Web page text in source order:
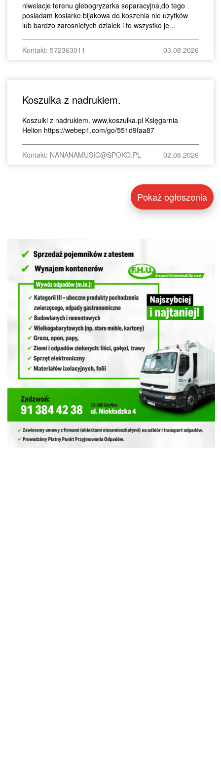
niwelacje terenu glebogryzarka separacyjna,do tego
posiadam kosiarke bijakowa do koszenia nie uzytków
lub bardzo zarosnietych dzialek i to wszystko je...
Kontakt: 572363011 03.08.2026
Koszulka z nadrukiem.
Koszulki z nadrukiem. www,koszulka.pl Księgarnia
Helion https://webep1.com/go/551d9faa87
Kontakt: NANANAMUSIC@SPOKO.PL 02.08.2026
Pokaż ogłoszenia